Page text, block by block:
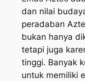
dan nilai
peradaban
bukan hanya
tetapi juga
tinggi. Banyak
untuk memiliki